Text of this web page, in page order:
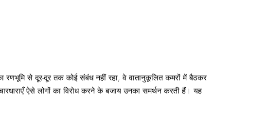
से दूर-दूर तक कोई संबंध नहीं रहा, वे वातानुकूलित कमरों में बैठकर
ऐसे लोगों का विरोध करने के बजाय उनका समर्थन करती हैं। यह